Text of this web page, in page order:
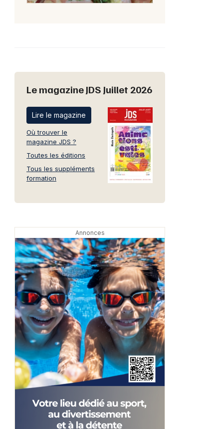
Le magazine JDS Juillet 2026
Lire le magazine
Où trouver le
magazine JDS ?
Toutes les éditions
Tous les suppléments
formation